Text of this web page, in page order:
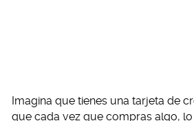
Imagina que tienes una tarjeta de
que cada vez que compras algo,